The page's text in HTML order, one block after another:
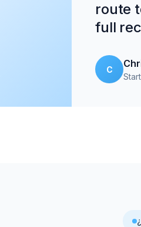
route
full
C